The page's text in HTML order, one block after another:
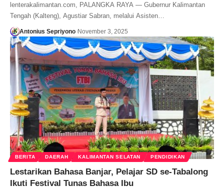
lenterakalimantan.com, PALANGKA RAYA — Gubernur Kalimantan
Tengah (Kalteng), Agustiar Sabran, melalui Asisten…
Antonius Sepriyono November 3, 2025
BERITA DAERAH KALIMANTAN SELATAN PENDIDIKAN
Lestarikan Bahasa Banjar, Pelajar SD se-Tabalong
Ikuti Festival Tunas Bahasa Ibu